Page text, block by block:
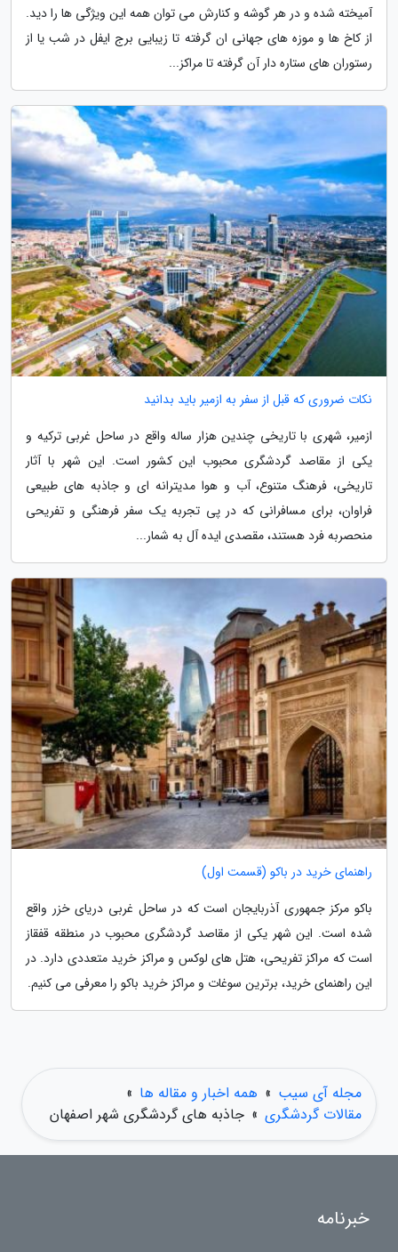
آمیخته شده و در هر گوشه و کنارش می توان همه این ویژگی ها را دید.
از کاخ ها و موزه های جهانی ان گرفته تا زیبایی برج ایفل در شب یا از
رستوران های ستاره دار آن گرفته تا مراکز...
نکات ضروری که قبل از سفر به ازمیر باید بدانید
ازمیر، شهری با تاریخی چندین هزار ساله واقع در ساحل غربی ترکیه و
یکی از مقاصد گردشگری محبوب این کشور است. این شهر با آثار
تاریخی، فرهنگ متنوع، آب و هوا مدیترانه ای و جاذبه های طبیعی
فراوان، برای مسافرانی که در پی تجربه یک سفر فرهنگی و تفریحی
منحصربه فرد هستند، مقصدی ایده آل به شمار...
راهنمای خرید در باکو (قسمت اول)
باکو مرکز جمهوری آذربایجان است که در ساحل غربی دریای خزر واقع
شده است. این شهر یکی از مقاصد گردشگری محبوب در منطقه قفقاز
است که مراکز تفریحی، هتل های لوکس و مراکز خرید متعددی دارد. در
این راهنمای خرید، برترین سوغات و مراکز خرید باکو را معرفی می کنیم.
مجله آی سیب » همه اخبار و مقاله ها »
مقالات گردشگری » جاذبه های گردشگری شهر اصفهان
خبرنامه